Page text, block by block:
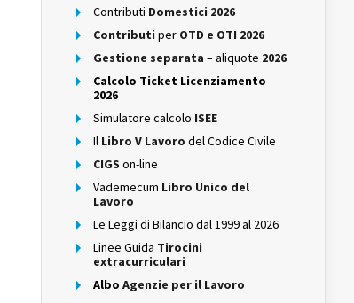
Contributi Domestici 2026
Contributi per OTD e OTI 2026
Gestione separata – aliquote 2026
Calcolo Ticket Licenziamento
2026
Simulatore calcolo ISEE
Il Libro V Lavoro del Codice Civile
CIGS on-line
Vademecum Libro Unico del
Lavoro
Le Leggi di Bilancio dal 1999 al 2026
Linee Guida Tirocini
extracurriculari
Albo Agenzie per il Lavoro